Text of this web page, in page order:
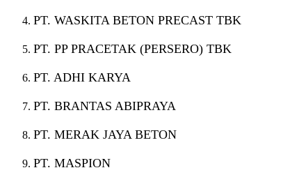
PT. WASKITA BETON PRECAST TBK
PT. PP PRACETAK (PERSERO) TBK
PT. ADHI KARYA
PT. BRANTAS ABIPRAYA
PT. MERAK JAYA BETON
PT. MASPION